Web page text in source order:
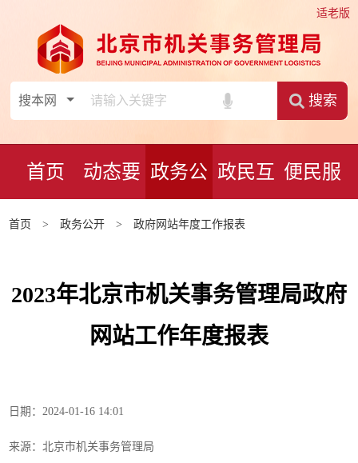
适老版
搜索
首页 动态要
闻
政务公
开
政民互
动
便民服
首页 >政务公开 >政府网站年度工作报表
2023年北京市机关事务管理局政府
网站工作年度报表
日期：2024-01-16 14:01
来源：北京市机关事务管理局